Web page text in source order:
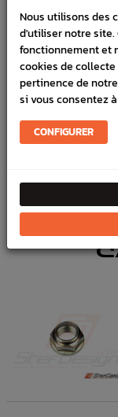
VÉHICULES
SCHÉMA
Marque :SUBARU
Référence :15485
FICHE TECHNIQUE
Nous utilisons des
d'utiliser notre site.
fonctionnement et
cookies de
pertinence de
si vous consentez
CONFIGURER